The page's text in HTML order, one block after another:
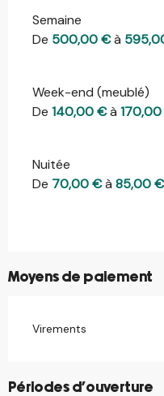
Tarifs 2026
Semaine
De 500,00 €à
Week-end (meublé)
De 140,00 €à
Nuitée
De 70,00 €à 85,00 €
Moyens de paiement
Virements
Périodes d'ouverture